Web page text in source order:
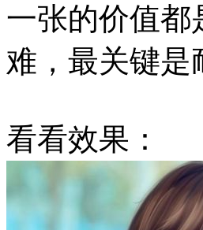
一张的价值都
难，最关键是
看看效果：